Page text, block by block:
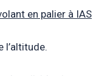
en palier à IAS
l’altitude.